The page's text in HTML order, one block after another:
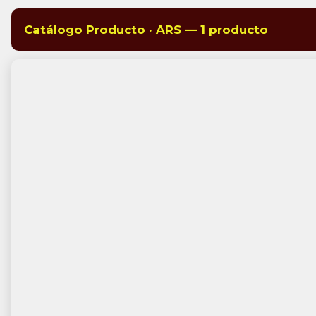
Catálogo Producto · ARS — 1 producto